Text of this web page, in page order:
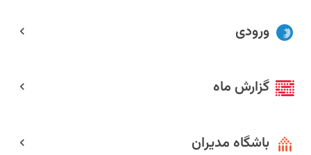
ورودی
گزارش ماه
باشگاه مدیران